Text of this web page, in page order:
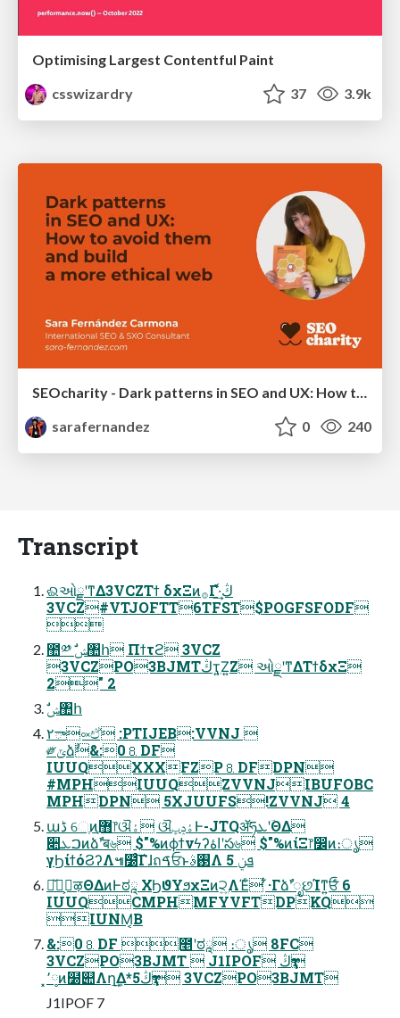
Optimising Largest Contentful Paint
csswizardry
37 3.9k
sarafernandez
0 240
Transcript
ଈઓྗʹͳΔ3VCZΤϯ δχΞͷ࡞Γํڭ͑·͢
3VCZ#VTJOFTT6TFST$POGFSFODF

಺༰ ࣗݾ঺հ Πϯτϩ 3VCZ
3VCZPO3BJMTڭҭ͍Ζ͍Ζ ઓྗʹͳΔΤϯδχΞ
2" 2
ࣗݾ঺հ
٢ా༟ඒ :PTIJEB:VVNJ 
༗ݶձࣾ&:0⒏DF
IUUQXXXFZP⒏DFDPN
#MPHIUUQZVVNJIBUFOBC
MPHDPN 5XJUUFS!ZVVNJ 4
աڈ େֶͷ޻ֶ෦ଔۀ ଔۀݚڀͰ-JTQॲཧܥʹؔΘΔ
૊ࠐܥͷձࣾʹब৬ $"%ͷϕϯνϟʔاۀʹస৬ $"%ͷίΞ෦෼ͷ։ൃ
γϦίϯόϨʔΛ๚໰ͨ͠Γɺถࠃਓͱ࢓ࣄΛ ܦݧ 5
̌ੈل͕ऴΘΔͷͰಠཱ ΧϦϑΥϧχΞͷ੨͍ۭΛΈͨ ͋·ΓձࣾʹೃછΊͳ͍ਓͩͬͨ 6
IUUQCMPHMFYVFTDPKQ
IUNM͔Β
&:0⒏DF ೥ʹಠཱ ։ൃ 8FC
3VCZPO3BJMT  J1IPOF ڭҭ
͓٬༷ͷ໰୊Λղܾ͢Δ*5ڭҭ 3VCZPO3BJMT
J1IPOF 7